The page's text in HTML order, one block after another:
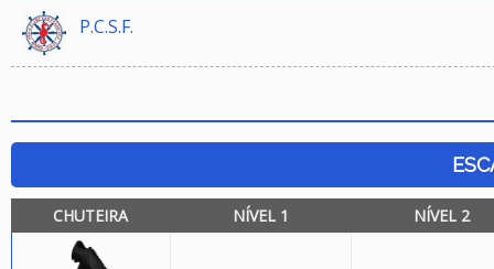
P.C.S.F.
CHUTEIRA NÍVEL 1 NÍVEL 2